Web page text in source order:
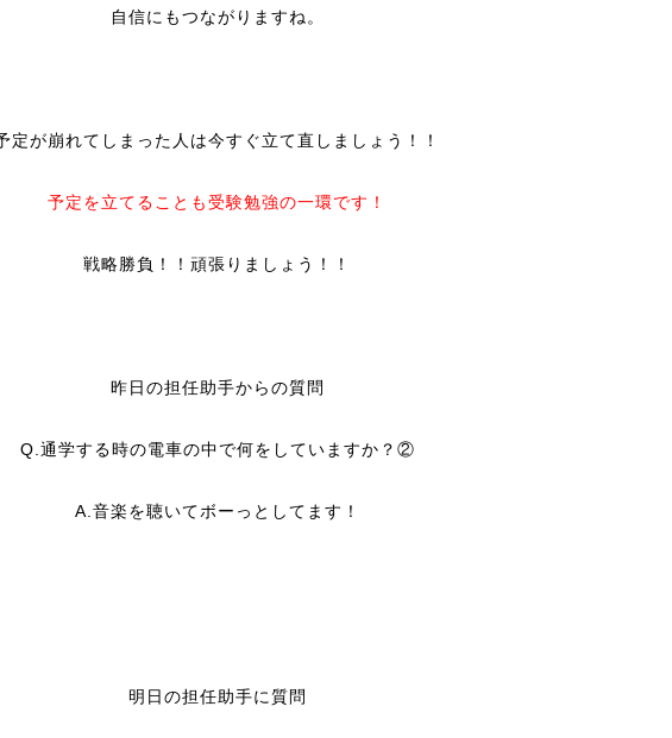
自信にもつながりますね。
定が崩れてしまった人は今すぐ立て直しましょう！！
予定を立てることも受験勉強の一環です！
戦略勝負！！頑張りましょう！！
昨日の担任助手からの質問
Q.通学する時の電車の中で何をしていますか？②
A.音楽を聴いてボーっとしてます！
明日の担任助手に質問